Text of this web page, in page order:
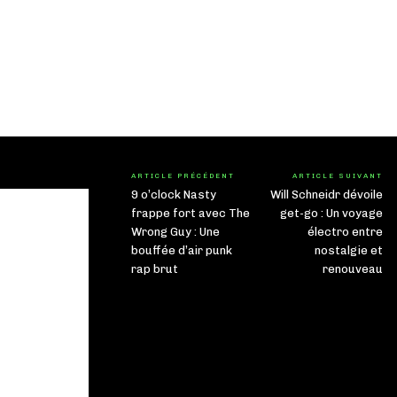
ARTICLE PRÉCÉDENT
9 o’clock Nasty
frappe fort avec The
Wrong Guy : Une
bouffée d’air punk
rap brut
ARTICLE SUIVANT
Will Schneidr dévoile
get-go : Un voyage
électro entre
nostalgie et
renouveau